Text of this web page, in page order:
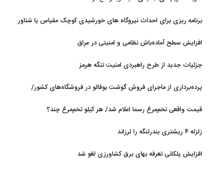
برنامه ریزی برای احداث نیروگاه های خورشیدی کوچک مقیاس یا شناور
افزایش سطح آماده‌باش نظامی و امنیتی در عراق
جزئیات جدید از طرح راهبردی امنیت تنگه هرمز
پرده‌برداری از ماجرای فروش گوشت بوفالو در فروشگاه‌های کشور/
قیمت واقعی تخم‌مرغ رسما اعلام شد/ هر کیلو تخم‌مرغ چند؟
زلزله ۴ ریشتری بندرلنگه را لرزاند
افزایش پلکانی تعرفه بهای برق کشاورزی لغو شد